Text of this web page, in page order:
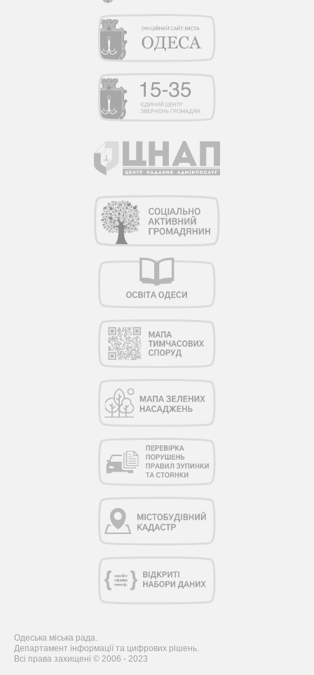
Одеська міська рада.
Департамент інформації та цифрових рішень.
Всі права захищені © 2006 - 2023